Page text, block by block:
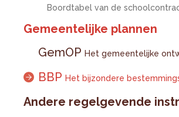
Boordtabel van de
Gemeentelijke plannen
GemOP Het gemeentelijke
BBP Het bijzondere
Andere regelgevende